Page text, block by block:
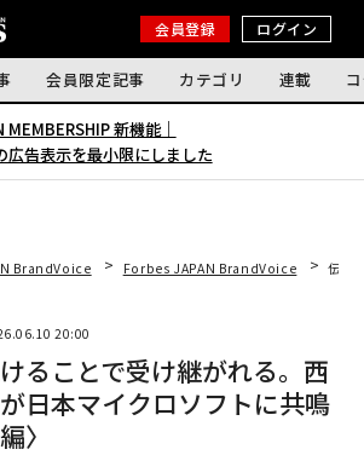
会員登録 ログイン
会員限定記事 カテゴリ 連載
新機能｜
広告表示を最小限にしました
BrandVoice Forbes JAPAN BrandVoice 伝統
20:00
ることで受け継がれる。西
日本マイクロソフトに共鳴
〉